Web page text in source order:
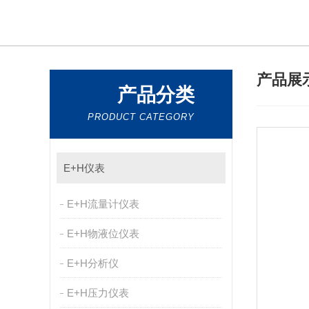
产品分类
PRODUCT CATEGORY
E+H仪表
E+H流量计仪表
E+H物液位仪表
E+H分析仪
E+H压力仪表
产品展